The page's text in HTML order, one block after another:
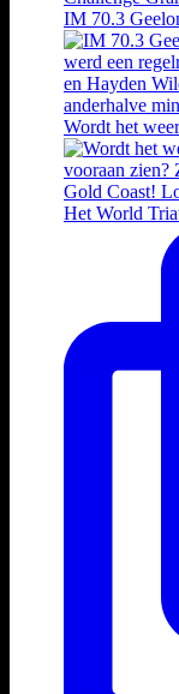
IM 70.3
Wordt het
Het World